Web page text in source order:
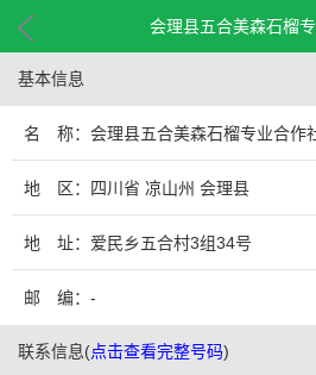
会理县五合美森石榴
基本信息
名 称：会理县五合美森石榴专业合作
地 区：四川省 凉山州 会理县
地 址：爱民乡五合村3组34号
邮 编：-
联系信息(点击查看完整号码)